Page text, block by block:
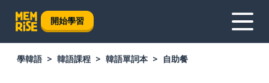
開始學習
學韓語 韓語課程 韓語單詞本 自助餐